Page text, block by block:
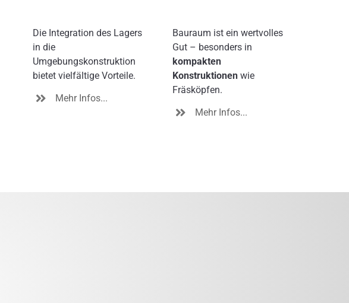
Die Integration des Lagers
in die
Umgebungskonstruktion
bietet vielfältige Vorteile.
Mehr Infos...
Bauraum ist ein wertvolles
Gut – besonders in
kompakten
Konstruktionenwie
Fräsköpfen.
Mehr Infos...